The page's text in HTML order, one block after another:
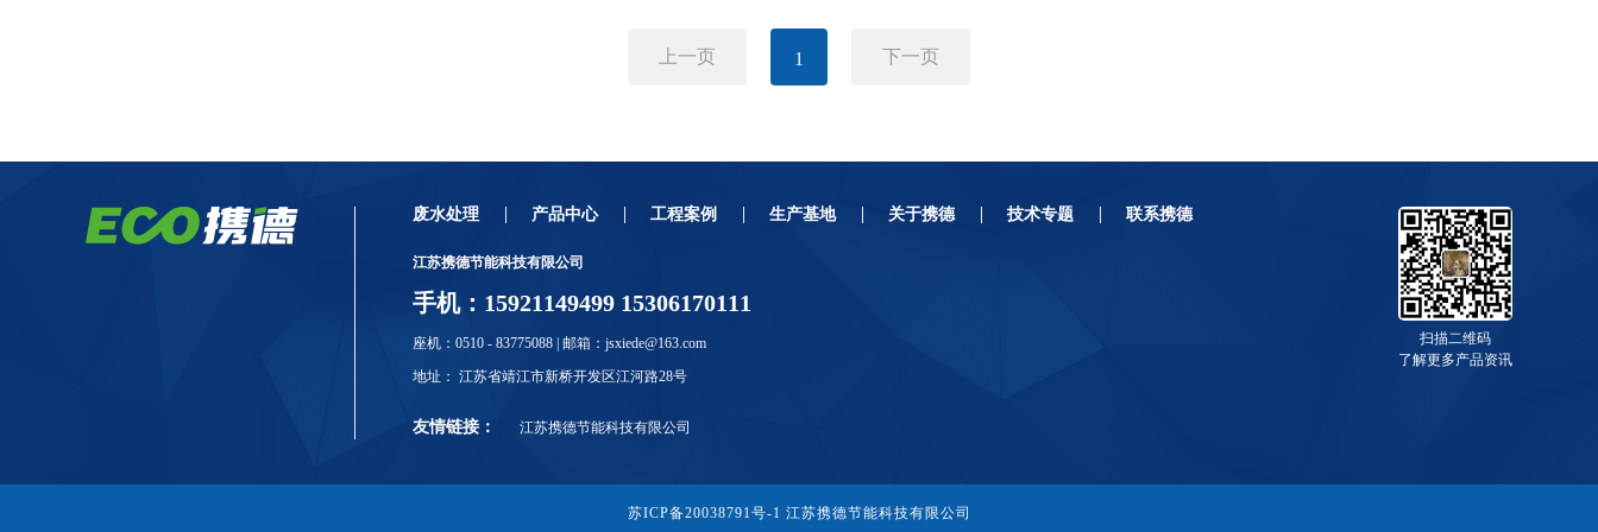
上一页 1 下一页
废水处理 产品中心 工程案例 生产基地 关于携德 技术专题 联系携德
江苏携德节能科技有限公司
手机：15921149499 15306170111
座机：0510 - 83775088 | 邮箱：jsxiede@163.com
地址： 江苏省靖江市新桥开发区江河路28号
友情链接： 江苏携德节能科技有限公司
扫描二维码
了解更多产品资讯
苏ICP备20038791号-1 江苏携德节能科技有限公司